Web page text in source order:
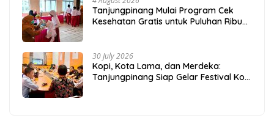
Tanjungpinang Mulai Program Cek
Kesehatan Gratis untuk Puluhan Ribu
30 July 2026
Kopi, Kota Lama, dan Merdeka:
Tanjungpinang Siap Gelar Festival Kopi